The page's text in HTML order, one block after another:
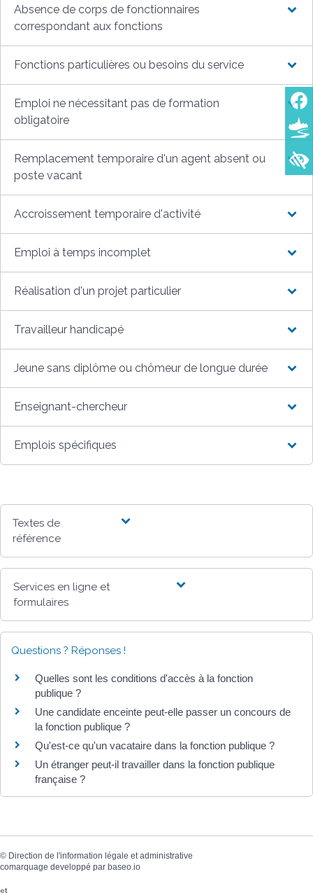
Absence de corps de fonctionnaires
correspondant aux fonctions
Fonctions particulières ou besoins du service
Emploi ne nécessitant pas de formation
obligatoire
Remplacement temporaire d'un agent absent ou
poste vacant
Accroissement temporaire d'activité
Emploi à temps incomplet
Réalisation d'un projet particulier
Travailleur handicapé
Jeune sans diplôme ou chômeur de longue durée
Enseignant-chercheur
Emplois spécifiques
Textes de
référence
Services en ligne et
formulaires
Questions ? Réponses !
Quelles sont les conditions d'accès à la fonction
publique ?
Une candidate enceinte peut-elle passer un concours de
la fonction publique ?
Qu'est-ce qu'un vacataire dans la fonction publique ?
Un étranger peut-il travailler dans la fonction publique
française ?
© Direction de l'information légale et administrative
comarquage developpé par baseo.io
et